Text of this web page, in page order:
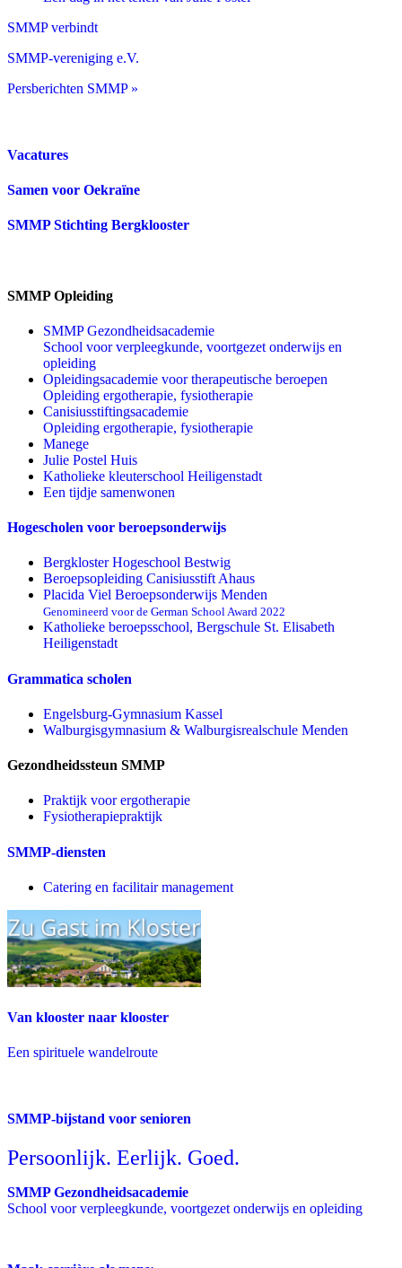
SMMP verbindt
SMMP-vereniging e.V.
Persberichten SMMP »
Vacatures
Samen voor Oekraïne
SMMP Stichting Bergklooster
SMMP Opleiding
SMMP Gezondheidsacademie
School voor verpleegkunde, voortgezet onderwijs en
opleiding
Opleidingsacademie voor therapeutische beroepen
Opleiding ergotherapie, fysiotherapie
Canisiusstiftingsacademie
Opleiding ergotherapie, fysiotherapie
Manege
Julie Postel Huis
Katholieke kleuterschool Heiligenstadt
Een tijdje samenwonen
Hogescholen voor beroepsonderwijs
Bergkloster Hogeschool Bestwig
Beroepsopleiding Canisiusstift Ahaus
Placida Viel Beroepsonderwijs Menden
Genomineerd voor de German School Award 2022
Katholieke beroepsschool, Bergschule St. Elisabeth
Heiligenstadt
Grammatica scholen
Engelsburg-Gymnasium Kassel
Walburgisgymnasium & Walburgisrealschule Menden
Gezondheidssteun SMMP
Praktijk voor ergotherapie
Fysiotherapiepraktijk
SMMP-diensten
Catering en facilitair management
Van klooster naar klooster
Een spirituele wandelroute
SMMP-bijstand voor senioren
Persoonlijk. Eerlijk. Goed.
SMMP Gezondheidsacademie
School voor verpleegkunde, voortgezet onderwijs en opleiding